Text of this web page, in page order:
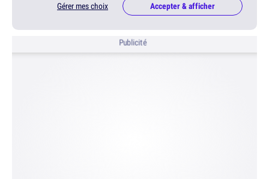
Gérer mes choix Accepter & afficher
Publicité